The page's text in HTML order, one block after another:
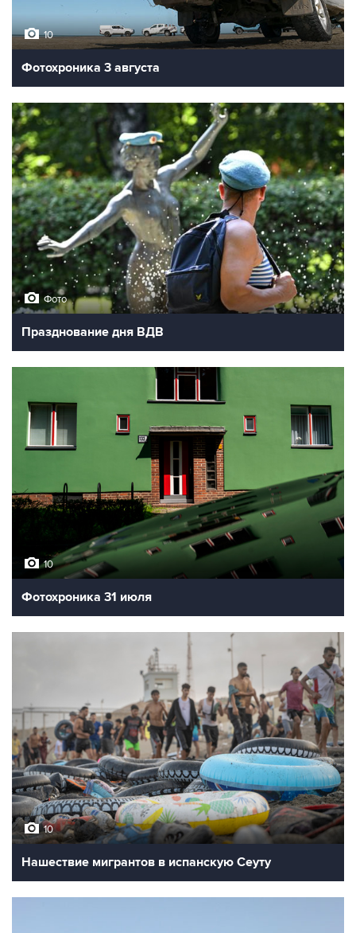
10
Фотохроника 3 августа
Фото
Празднование дня ВДВ
10
Фотохроника 31 июля
10
Нашествие мигрантов в испанскую Сеуту